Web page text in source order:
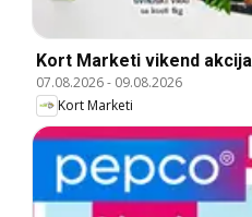
Kort Marketi vikend akcija
07.08.2026- 09.08.2026
Kort Marketi